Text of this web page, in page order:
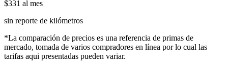
$331 al mes
sin reporte de kilómetros
*La comparación de precios es una referencia de primas de
mercado, tomada de varios compradores en línea por lo cual las
tarifas aqui presentadas pueden variar.